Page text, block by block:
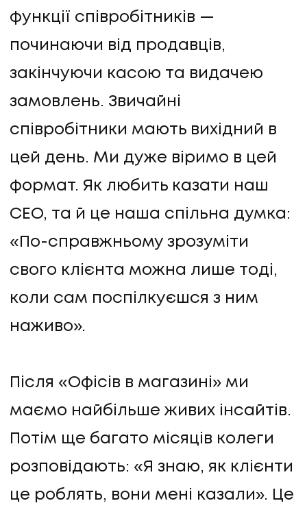
функції співробітників —
починаючи від продавців,
закінчуючи касою та видачею
замовлень. Звичайні
співробітники мають вихідний в
цей день. Ми дуже віримо в цей
формат. Як любить казати наш
CEO, та й це наша спільна думка:
«По-справжньому зрозуміти
свого клієнта можна лише тоді,
коли сам поспілкуєшся з ним
наживо».
Після «Офісів в магазині» ми
маємо найбільше живих інсайтів.
Потім ще багато місяців колеги
розповідають: «Я знаю, як клієнти
це роблять, вони мені казали». Це
ПОСЛУГИ
КЕЙСИ
КЕЙСИ
ПРО НАС